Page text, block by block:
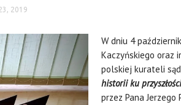
2019
W dniu 4
Kaczyńskiego oraz
polskiej kurateli
historii ku
przez Pana